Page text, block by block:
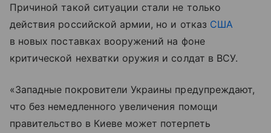
Причиной такой ситуации стали не только
действия российской армии, но и отказ США
в новых поставках вооружений на фоне
критической нехватки оружия и солдат в ВСУ.
«Западные покровители Украины предупреждают,
что без немедленного увеличения помощи
правительство в Киеве может потерпеть